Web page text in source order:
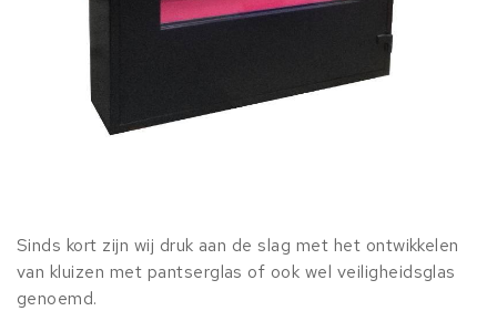
Sinds kort zijn wij druk aan de slag met het ontwikkelen
van kluizen met pantserglas of ook wel veiligheidsglas
genoemd.